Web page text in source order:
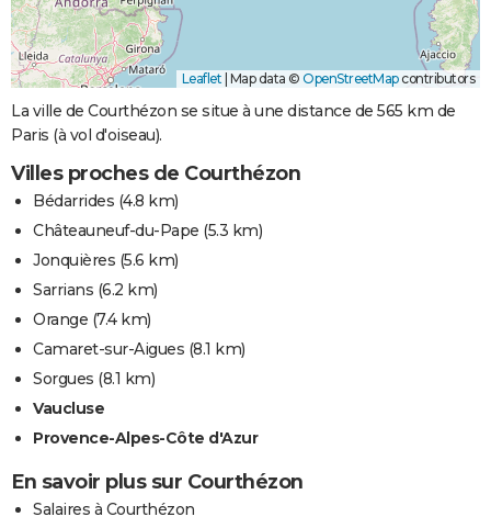
Leaflet Map data © OpenStreetMapcontributors
La ville de Courthézon se situe à une distance de 565 km de
Paris (à vol d'oiseau).
Villes proches de Courthézon
Bédarrides (4.8 km)
Châteauneuf-du-Pape (5.3 km)
Jonquières (5.6 km)
Sarrians (6.2 km)
Orange (7.4 km)
Camaret-sur-Aigues (8.1 km)
Sorgues (8.1 km)
Vaucluse
Provence-Alpes-Côte d'Azur
En savoir plus sur Courthézon
Salaires à Courthézon